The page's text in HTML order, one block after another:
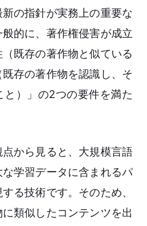
の指針が実務上の重要な
的に、著作権侵害が成立
既存の著作物と似ている
存の著作物を認識し、そ
と）」の2つの要件を満た
から見ると、大規模言語
学習データに含まれるパ
る技術です。そのため、
類似したコンテンツを出